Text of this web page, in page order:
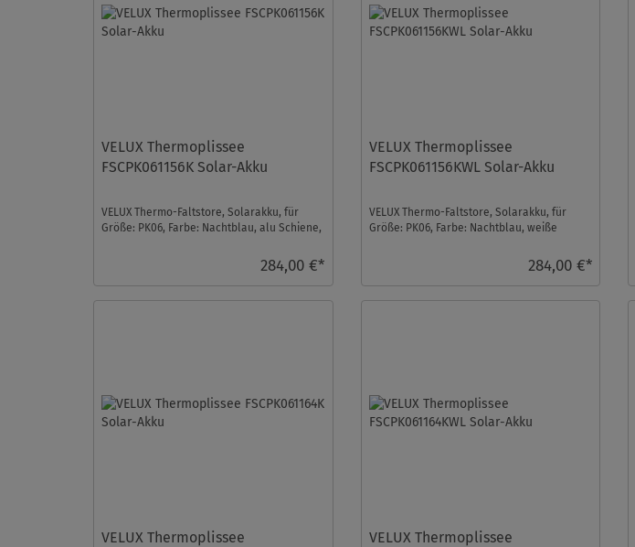
VELUX Thermoplissee
FSCPK061156K Solar-Akku
VELUX Thermo-Faltstore, Solarakku, für
Größe: PK06, Farbe: Nachtblau, alu Schiene,
284,00 €*
VELUX Thermoplissee
FSCPK061156KWL Solar-Akku
VELUX Thermo-Faltstore, Solarakku, für
Größe: PK06, Farbe: Nachtblau, weiße
284,00 €*
VELUX Thermoplissee
VELUX Thermoplissee